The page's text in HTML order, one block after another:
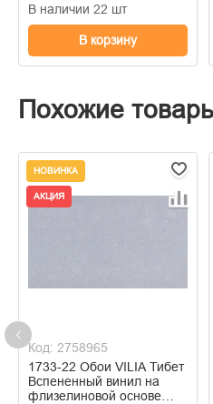
В наличии 22 шт
В корзину
Похожие
НОВИНКА
АКЦИЯ
Код: 2758965
1733-22 Обои VILIA Тибет
Вспененный винил на
флизелиновой основе